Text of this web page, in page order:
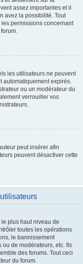
assez importantes et il
avez la possibilité. Tout
permissions concernant
les utilisateurs ne peuvent
automatiquement expirés.
ou un modérateur du
verrouiller vos
peut insérer afin
peuvent désactiver cette
plus haut niveau de
toutes les opérations
le bannissement
ou de modérateurs, etc. Ils
des forums. Tout ceci
du forum.